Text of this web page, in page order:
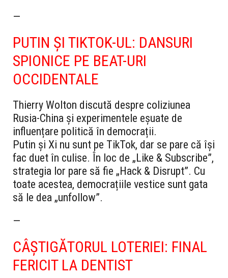
—
PUTIN ȘI TIKTOK-UL: DANSURI
SPIONICE PE BEAT-URI
OCCIDENTALE
Thierry Wolton discută despre coliziunea
Rusia-China și experimentele eșuate de
influențare politică în democrații.
Putin și Xi nu sunt pe TikTok, dar se pare că își
fac duet în culise. În loc de „Like & Subscribe”,
strategia lor pare să fie „Hack & Disrupt”. Cu
toate acestea, democrațiile vestice sunt gata
să le dea „unfollow”.
—
CÂȘTIGĂTORUL LOTERIEI: FINAL
FERICIT LA DENTIST